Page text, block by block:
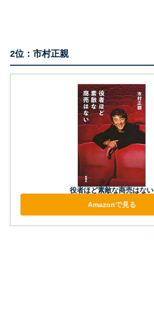
2位：市村正親
役者ほど素敵な商売はない
Amazonで見る